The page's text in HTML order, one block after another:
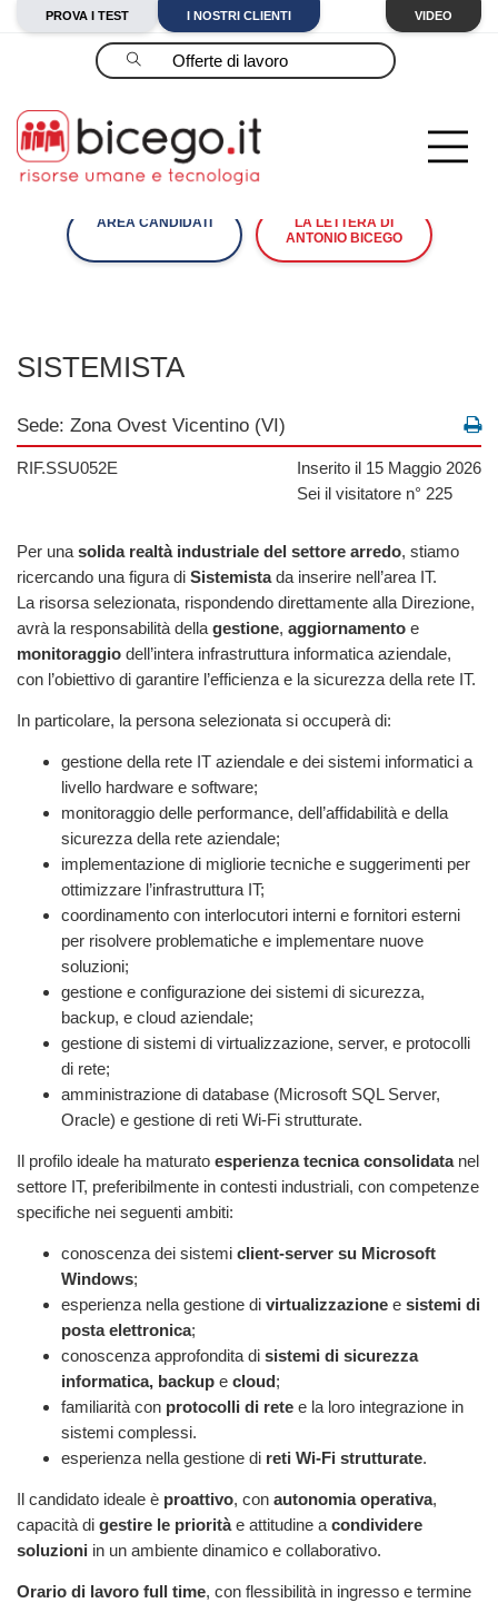
PROVA I TEST I NOSTRI CLIENTI VIDEO
Cerca
AREA CANDIDATI
LA LETTERA DI
ANTONIO BICEGO
SISTEMISTA
Sede: Zona Ovest Vicentino (VI)
RIF.SSU052E
Inserito il 15 Maggio 2026
Sei il visitatore n° 225
Per una solida realtà industriale del settore arredo, stiamo
ricercando una figura di Sistemistada inserire nell’area IT.
La risorsa selezionata, rispondendo direttamente alla Direzione,
avrà la responsabilità della gestione, aggiornamento e
monitoraggio dell’intera infrastruttura informatica aziendale,
con l’obiettivo di garantire l’efficienza e la sicurezza della rete IT.
In particolare, la persona selezionata si occuperà di:
gestione della rete IT aziendale e dei sistemi informatici a
livello hardware e software;
monitoraggio delle performance, dell’affidabilità e della
sicurezza della rete aziendale;
implementazione di migliorie tecniche e suggerimenti per
ottimizzare l’infrastruttura IT;
coordinamento con interlocutori interni e fornitori esterni
per risolvere problematiche e implementare nuove
soluzioni;
gestione e configurazione dei sistemi di sicurezza,
backup, e cloud aziendale;
gestione di sistemi di virtualizzazione, server, e protocolli
di rete;
amministrazione di database (Microsoft SQL Server,
Oracle) e gestione di reti Wi-Fi strutturate.
Il profilo ideale ha maturato esperienza tecnica consolidatanel
settore IT, preferibilmente in contesti industriali, con competenze
specifiche nei seguenti ambiti:
conoscenza dei sistemi client-server su Microsoft
Windows;
esperienza nella gestione di virtualizzazione e sistemi di
posta elettronica;
conoscenza approfondita di sistemi di sicurezza
informatica, backup e cloud;
familiarità con protocolli di rete e la loro integrazione in
sistemi complessi.
esperienza nella gestione di reti Wi-Fi strutturate.
Il candidato ideale è proattivo, con autonomia operativa,
capacità di gestire le prioritàe attitudine a condividere
soluzioni in un ambiente dinamico e collaborativo.
Orario di lavoro full time, con flessibilità in ingresso e termine